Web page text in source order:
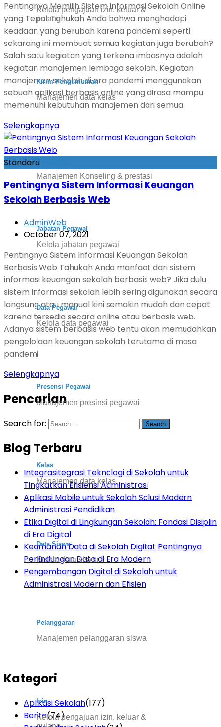
Kelola pengajuan izin, keluar &
pulang
Kirim Pengumuman
Manajemen data kelas
konseling
Manajemen Konseling & prestasi
Jabatan Pegawai
Kelola jabatan pegawai
Data Pegawai
Kelola data pegawai
Presensi Pegawai
Manajemen presinsi pegawai
Kelas
Manajemen data kelas
Data Siswa
Kelola data siswa
Pelanggaran
Manajemen pelanggaran siswa
Izin
Kelola pengajuan izin, keluar &
Pentingnya Memilih Sistem Informasi Sekolah Online
yang Tepat Tahukah Anda bahwa menghadapi
keadaan yang berubah karena pandemi seperti
sekarang ini membuat semua kegiatan juga berubah?
Salah satu kegiatan yang terkena imbasnya adalah
kegiatan manajemen lembaga sekolah. Kegiatan
manajemen sekolah di era pandemi menggunakan
sebuah aplikasi berbasis online yang dirasa mampu
memenuhi kebutuhan manajemen dari semua
Selengkapnya
Standard
Pentingnya Sistem Informasi Keuangan
Sekolah Berbasis Web
AdminWeb
October 07, 2021
Pentingnya Sistem Informasi Keuangan Sekolah
Berbasis Web Tahukah Anda manfaat dari sistem
informasi keuangan sekolah berbasis web? Jika dulu
sistem informasi sekolah lebih sering digunakan secara
langsung atau manual kini semakin mudah dan cepat
karena tersedia secara online atau berbasis web.
Adanya sistem berbasis web tentu akan memudahkan
pengelolaan keuangan sekolah terutama di masa
pandemi
Selengkapnya
Pencarian
Search for:
Blog Terbaru
Integrasitegrasi Teknologi di Sekolah untuk
Tingkatkan Efisiensi Administrasi
Aplikasi Mobile untuk Sekolah Solusi Modern
Administrasi Pendidikan
Etika Digital di Lingkungan Sekolah: Fondasi Disiplin
di Era Digital
Keamanan Data di Sekolah Digital: Pentingnya
Perlindungan Data di Era Modern
Pengembangan Digital di Sekolah untuk
Administrasi Modern dan Efisien
Kategori
Aplikasi Sekolah(177)
Berita(74)